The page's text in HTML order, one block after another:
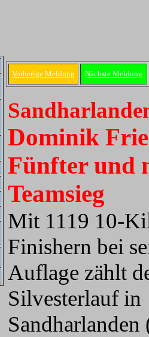
Vorherige Meldung Nächste Meldung
Dominik
Fünfter und
Teamsieg
Mit 1119 10-
Finishern bei
Auflage zählt
Silvesterlauf in
Sandharlanden